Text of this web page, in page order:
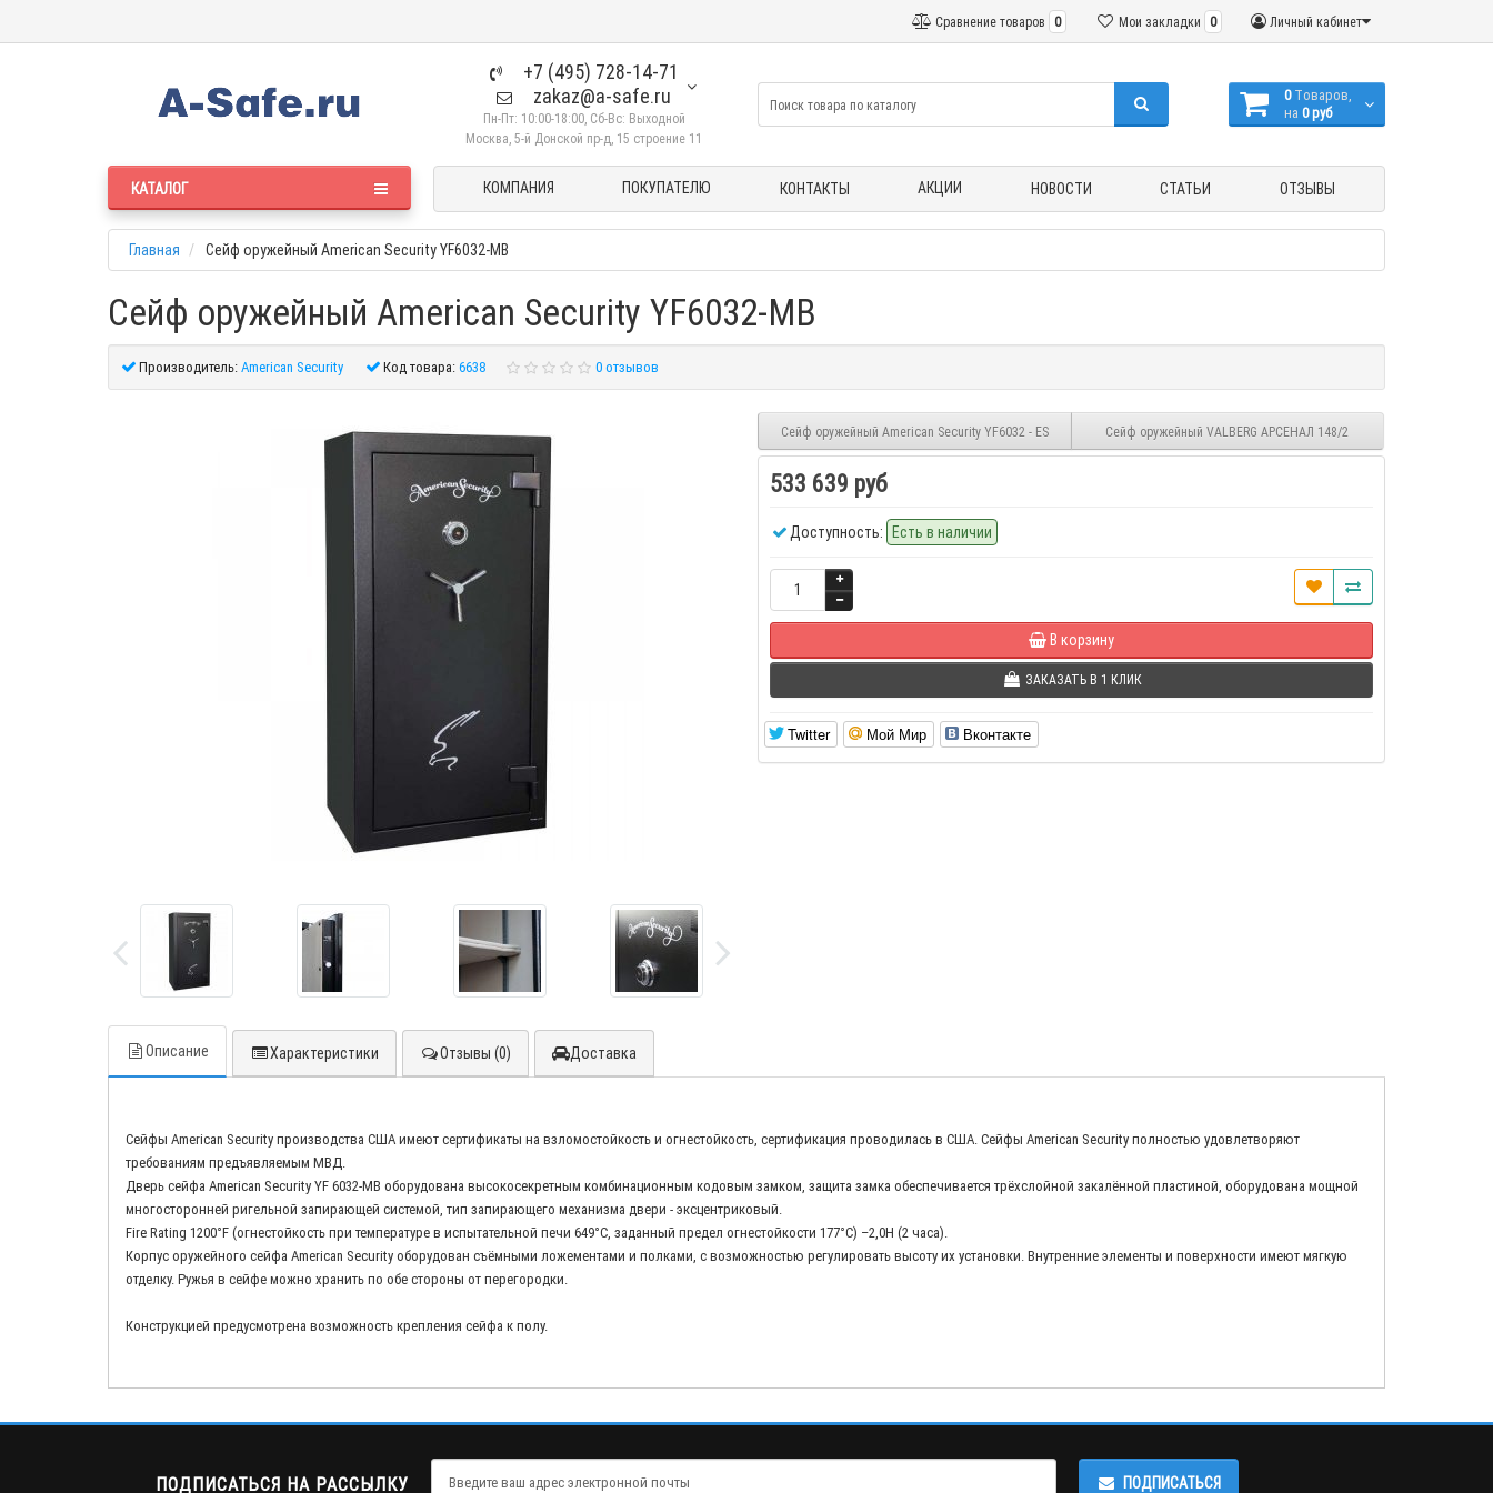
Личный кабинет
Мои закладки 0
Сравнение товаров 0
+7 (495) 728-14-71
zakaz@a-safe.ru
Пн-Пт: 10:00-18:00, Сб-Вс: Выходной
Москва, 5-й Донской пр-д, 15 строение 11
0 Tоваров,
на 0 руб
КАТАЛОГ КОМПАНИЯ ПОКУПАТЕЛЮ КОНТАКТЫ АКЦИИ НОВОСТИ СТАТЬИ ОТЗЫВЫ
Главная Сейф оружейный American Security YF6032-MB
Сейф оружейный American Security YF6032-MB
Производитель:American Security Код товара:6638 0 отзывов
Сейф оружейный American Security YF6032 - ES Сейф оружейный VALBERG АРСЕНАЛ 148/2
533 639 руб
Доступность: Есть в наличии
В корзину
ЗАКАЗАТЬ В 1 КЛИК
Twitter Мой Мир Вконтакте
Описание Характеристики Отзывы (0) Доставка
Сейфы American Security производства США имеют сертификаты на взломостойкость и огнестойкость, сертификация проводилась в США. Сейфы American Security полностью удовлетворяют
требованиям предъявляемым МВД.
Дверь сейфа American Security YF 6032-MB оборудована высокосекретным комбинационным кодовым замком, защита замка обеспечивается трёхслойной закалённой пластиной, оборудована мощной
многосторонней ригельной запирающей системой, тип запирающего механизма двери - эксцентриковый.
Fire Rating 1200°F (огнестойкость при температуре в испытательной печи 649°C, заданный предел огнестойкости 177°C) –2,0H (2 часа).
Корпус оружейного сейфа American Security оборудован съёмными ложементами и полками, с возможностью регулировать высоту их установки. Внутренние элементы и поверхности имеют мягкую
отделку. Ружья в сейфе можно хранить по обе стороны от перегородки.
Конструкцией предусмотрена возможность крепления сейфа к полу.
ПОДПИСАТЬСЯ НА РАССЫЛКУ ПОДПИСАТЬСЯ